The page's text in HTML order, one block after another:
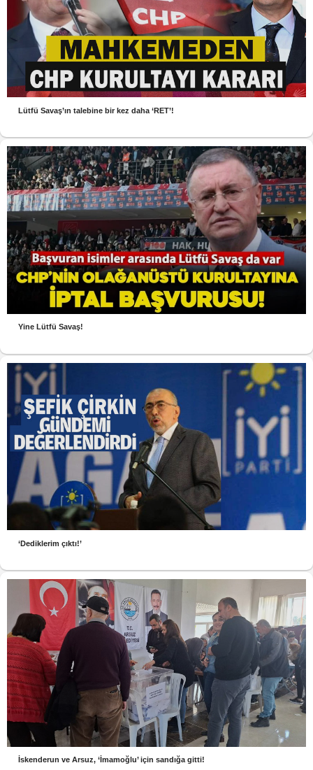
Lütfü Savaş’ın talebine bir kez daha ‘RET’!
Yine Lütfü Savaş!
‘Dediklerim çıktı!’
İskenderun ve Arsuz, ‘İmamoğlu’ için sandığa gitti!